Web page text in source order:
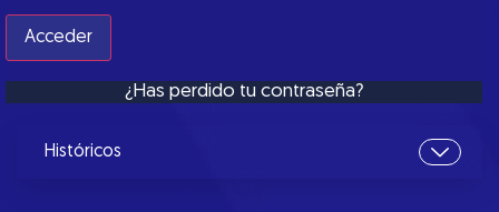
¿Has perdido tu contraseña?
Históricos